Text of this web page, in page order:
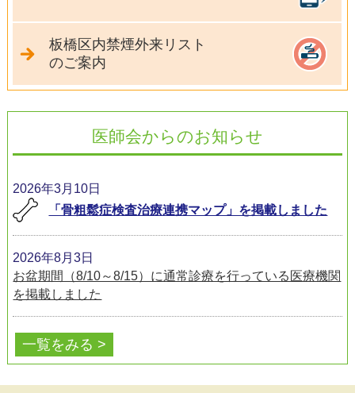
板橋区内禁煙外来リスト
のご案内
医師会からのお知らせ
2026年3月10日
「骨粗鬆症検査治療連携マップ」を掲載しました
2026年8月3日
お盆期間（8/10～8/15）に通常診療を行っている医療機関
を掲載しました
2026年7月31日
2026年8月の休日医科診療当番表を掲載しました
一覧をみる >